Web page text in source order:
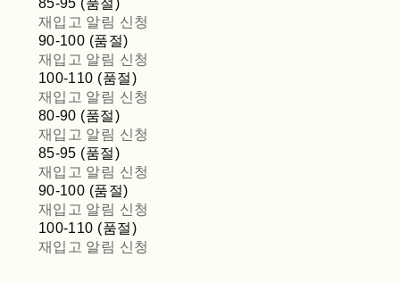
85-95 (품절)
재입고 알림 신청
90-100 (품절)
재입고 알림 신청
100-110 (품절)
재입고 알림 신청
80-90 (품절)
재입고 알림 신청
85-95 (품절)
재입고 알림 신청
90-100 (품절)
재입고 알림 신청
100-110 (품절)
재입고 알림 신청